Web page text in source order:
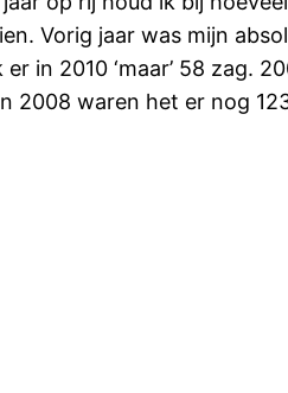
Vorig jaar was mijn
in 2010 ‘maar’ 58 zag.
2008 waren het er nog